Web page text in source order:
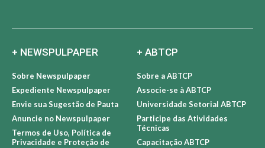
+ NEWSPULPAPER
Sobre Newspulpaper
Expediente Newspulpaper
Envie sua Sugestão de Pauta
Anuncie no Newspulpaper
Termos de Uso, Política de
Privacidade e Proteção de
+ ABTCP
Sobre a ABTCP
Associe-se à ABTCP
Universidade Setorial ABTCP
Participe das Atividades
Técnicas
Capacitação ABTCP